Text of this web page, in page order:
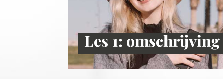
Les 1: omschrijving